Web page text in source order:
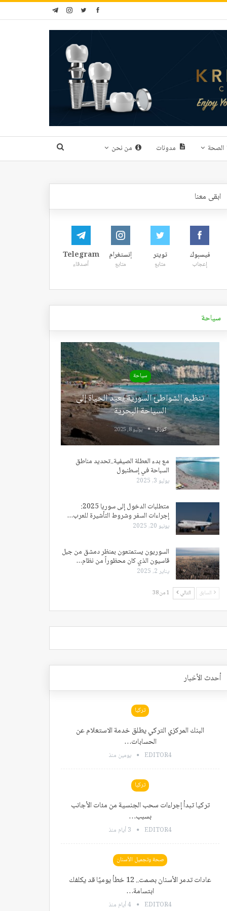
الصحة مدونات من نحن
ابقى معنا
فيسبوك
إعجاب
تويتر
متابع
إنستغرام
متابع
Telegram
أصدقاء
سياحة
سياحة
تنظيم الشواطئ السورية يعيد الحياة إلى
السياحة البحرية
كوزال يوليو 8, 2025
مع بدء العطلة الصيفية..تحديد مناطق
السباحة في إسطنبول
يوليو 3, 2025
متطلبات الدخول إلى سوريا 2025:
إجراءات السفر وشروط التأشيرة للعرب…
يونيو 20, 2025
السوريون يستمتعون بمنظر دمشق من جبل
قاسيون الذي كان محظوراً من نظام…
يناير 2, 2025
السابق التالي 1 من 38
أحدث الأخبار
تركيا
البنك المركزي التركي يطلق خدمة الاستعلام عن
الحسابات…
EDITOR4 يومين منذ
تركيا
تركيا تبدأ إجراءات سحب الجنسية من مئات الأجانب
بسبب…
EDITOR4 3 أيام منذ
صحة وتجميل الأسنان
عادات تدمر الأسنان بصمت.. 12 خطأ يوميًا قد يكلفك
ابتسامة…
EDITOR4 4 أيام منذ